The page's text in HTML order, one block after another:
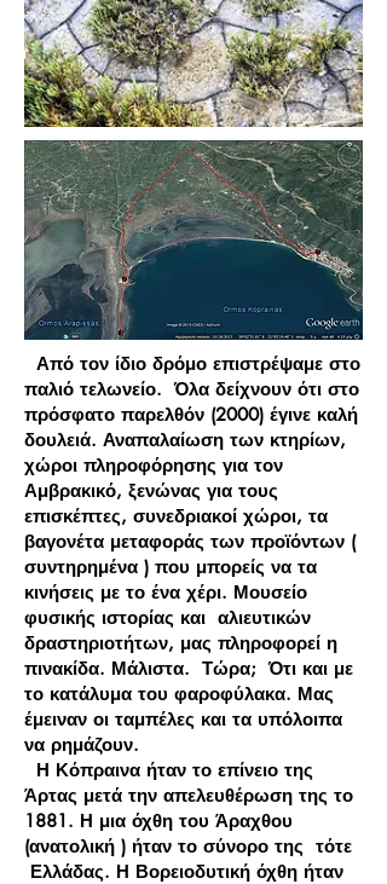
Από τον ίδιο δρόμο επιστρέψαμε στο
παλιό τελωνείο. Όλα δείχνουν ότι στο
πρόσφατο παρελθόν (2000) έγινε καλή
δουλειά. Αναπαλαίωση των κτηρίων,
χώροι πληροφόρησης για τον
Αμβρακικό, ξενώνας για τους
επισκέπτες, συνεδριακοί χώροι, τα
βαγονέτα μεταφοράς των προϊόντων (
συντηρημένα ) που μπορείς να τα
κινήσεις με το ένα χέρι. Μουσείο
φυσικής ιστορίας και αλιευτικών
δραστηριοτήτων, μας πληροφορεί η
πινακίδα. Μάλιστα. Τώρα; Ότι και με
το κατάλυμα του φαροφύλακα. Μας
έμειναν οι ταμπέλες και τα υπόλοιπα
να ρημάζουν.
Η Κόπραινα ήταν το επίνειο της
Άρτας μετά την απελευθέρωση της το
1881. Η μια όχθη του Άραχθου
(ανατολική ) ήταν το σύνορο της τότε
Ελλάδας. Η Βορειοδυτική όχθη ήταν